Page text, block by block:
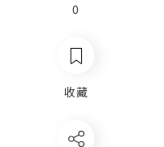
0
收藏